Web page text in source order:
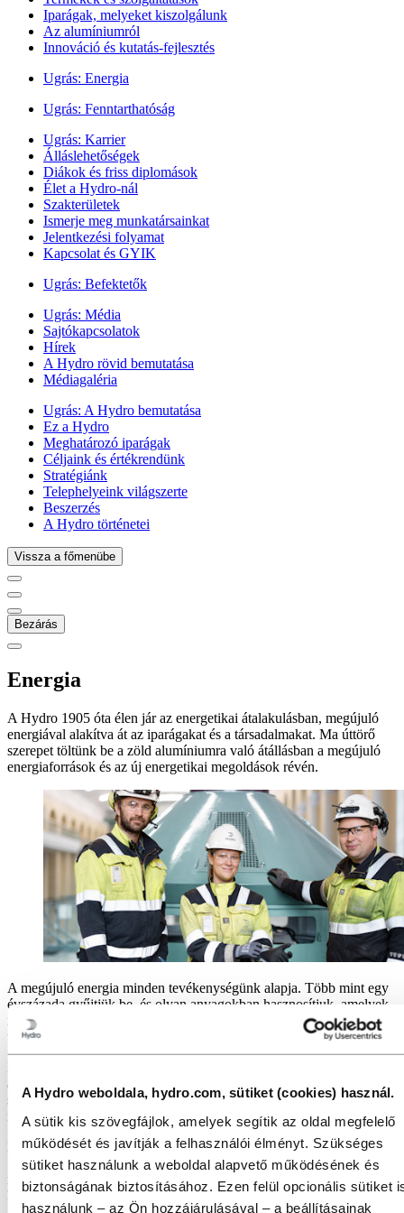
A Hydro weboldala, hydro.com, sütiket (cookies) használ.
A sütik kis szövegfájlok, amelyek segítik az oldal megfelelő
működését és javítják a felhasználói élményt. Szükséges
sütiket használunk a weboldal alapvető működésének és
biztonságának biztosításához. Ezen felül opcionális sütiket
használunk – az Ön hozzájárulásával – a beállításainak
Iparágak, melyeket kiszolgálunk
Az alumíniumról
Innováció és kutatás-fejlesztés
Ugrás: Energia
Ugrás: Fenntarthatóság
Ugrás: Karrier
Álláslehetőségek
Diákok és friss diplomások
Élet a Hydro-nál
Szakterületek
Ismerje meg munkatársainkat
Jelentkezési folyamat
Kapcsolat és GYIK
Ugrás: Befektetők
Ugrás: Média
Sajtókapcsolatok
Hírek
A Hydro rövid bemutatása
Médiagaléria
Ugrás: A Hydro bemutatása
Ez a Hydro
Meghatározó iparágak
Céljaink és értékrendünk
Stratégiánk
Telephelyeink világszerte
Beszerzés
A Hydro történetei
Vissza a főmenübe
Bezárás
Energia
A Hydro 1905 óta élen jár az energetikai átalakulásban, megújuló
energiával alakítva át az iparágakat és a társadalmakat. Ma úttörő
szerepet töltünk be a zöld alumíniumra való átállásban a megújuló
energiaforrások és az új energetikai megoldások révén.
A megújuló energia minden tevékenységünk alapja. Több mint egy
évszázada gyűjtjük be, és olyan anyagokban hasznosítjuk, amelyek
megoldást nyújtanak az éghajlatváltozásra, a villamosításra és az
urbanizációra.
Ma arra törekszünk, hogy úttörő szerepet vállaljunk az
alumíniumipar zöld átállásában. A vízenergián, a napenergián és a
szélenergián alapuló alumíniumot körülbelül a globális átlag
negyedét kitevő karbonlábnyommal gyártjuk.
Norvégiában a Hydro elsődleges alumíniumtermelési kapacitása
100%-ban megújuló energián alapul. Vállatunknál, világszerte, a
megújuló energia aránya meghaladja a 70 százalékot, ami jelentős
hatással van a szén-dioxid-kibocsátás csökkentésére.